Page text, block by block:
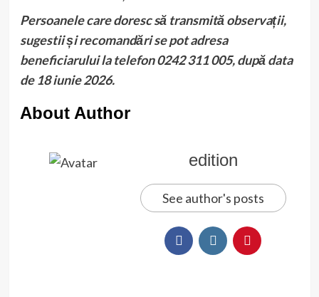
Persoanele care doresc să transmită observații,
sugestii și recomandări se pot adresa
beneficiarului la telefon 0242 311 005, după data
de 18 iunie 2026.
About Author
edition
See author's posts